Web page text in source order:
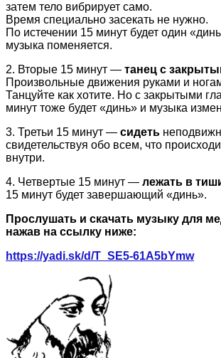
затем тело вибрирует само.
Время специально засекать не нужно.
По истечении 15 минут будет один
музыка поменяется.
2. Вторые 15 минут — танец с
Произвольные движения руками и
Танцуйте как хотите. Но с закрытыми
минут тоже будет «динь» и музыка
3. Третьи 15 минут — сидеть
свидетельствуя обо всем, что
внутри.
4. Четвертые 15 минут — лежать в
15 минут будет завершающий «динь».
Прослушать и скачать музыку для
нажав на ссылку ниже:
https://yadi.sk/d/T_SE5-61A5bYmw